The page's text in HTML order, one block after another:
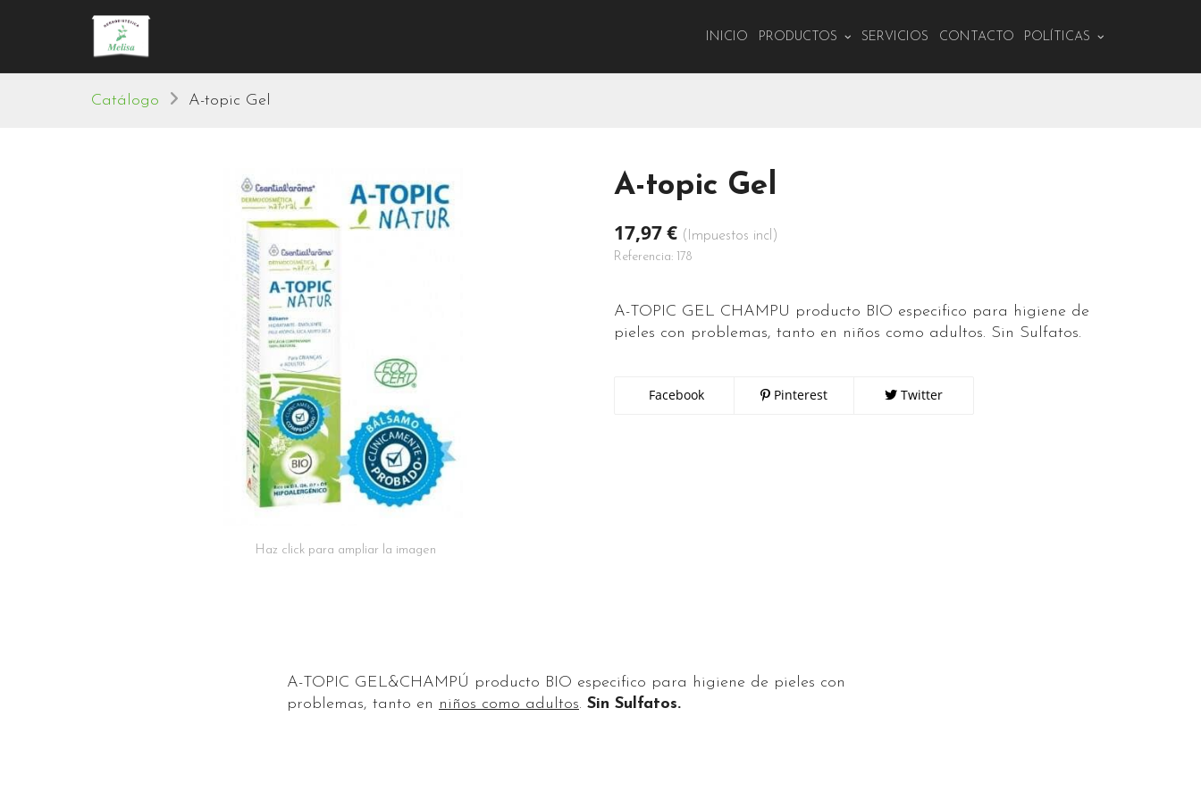
INICIO PRODUCTOS SERVICIOS CONTACTO POLÍTICAS
Catálogo A-topic Gel
Haz click para ampliar la imagen
A-topic Gel
17,97 € (Impuestos incl)
Referencia: 178
A-TOPIC GEL CHAMPU producto BIO especifico para higiene de
pieles con problemas, tanto en niños como adultos. Sin Sulfatos.
Facebook Pinterest Twitter
A-TOPIC GEL&CHAMPÚ producto BIO especifico para higiene de pieles con
problemas, tanto en niños como adultos. Sin Sulfatos.